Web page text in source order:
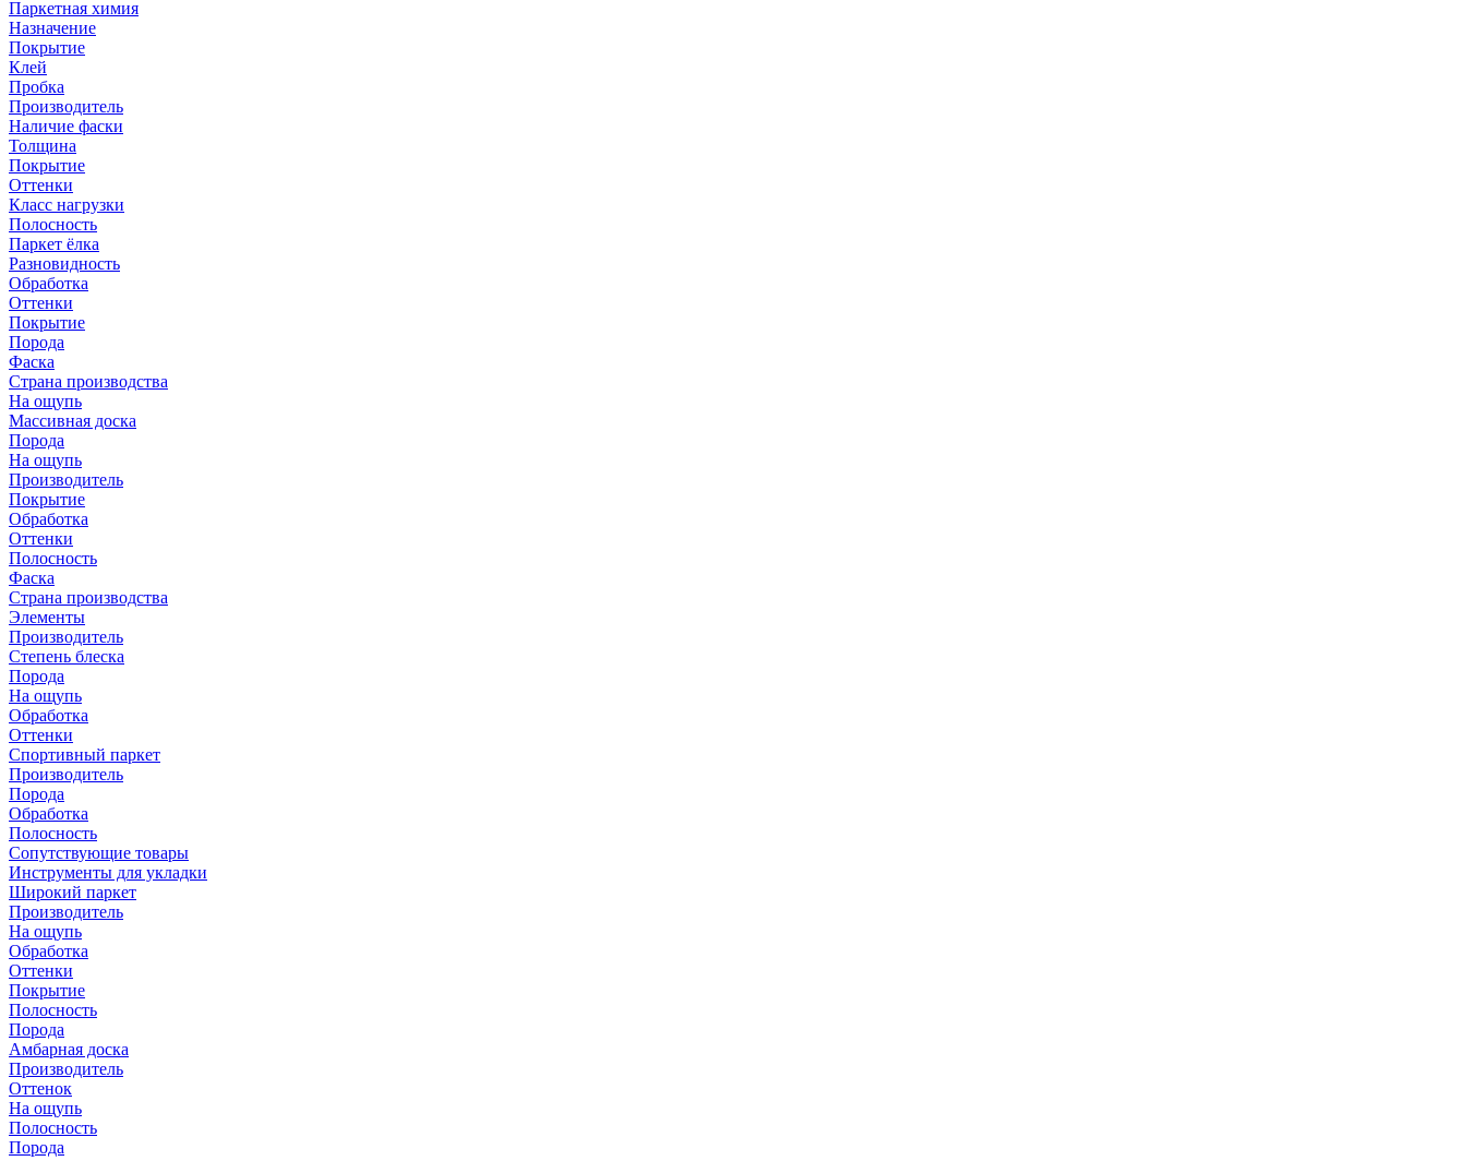
Паркетная химия
Назначение
Покрытие
Клей
Пробка
Производитель
Наличие фаски
Толщина
Покрытие
Оттенки
Класс нагрузки
Полосность
Паркет ёлка
Разновидность
Обработка
Оттенки
Покрытие
Порода
Фаска
Страна производства
На ощупь
Массивная доска
Порода
На ощупь
Производитель
Покрытие
Обработка
Оттенки
Полосность
Фаска
Страна производства
Элементы
Производитель
Степень блеска
Порода
На ощупь
Обработка
Оттенки
Спортивный паркет
Производитель
Порода
Обработка
Полосность
Сопутствующие товары
Инструменты для укладки
Широкий паркет
Производитель
На ощупь
Обработка
Оттенки
Покрытие
Полосность
Порода
Амбарная доска
Производитель
Оттенок
На ощупь
Полосность
Порода